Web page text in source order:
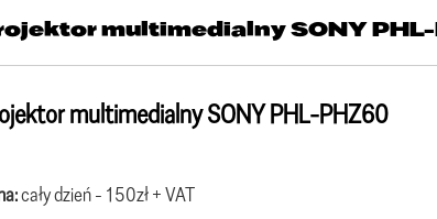
multimedialny SONY
multimedialny SONY PHL-PHZ60
cały dzień - 150zł + VAT